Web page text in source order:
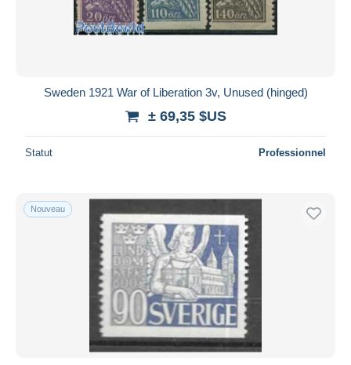
Sweden 1921 War of Liberation 3v, Unused (hinged)
± 69,35 $US
Statut Professionnel
Nouveau